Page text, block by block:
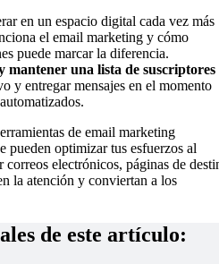
en un espacio digital cada vez más
el email marketing y cómo
puede marcar la diferencia.
mantener una lista de suscriptores
y entregar mensajes en el momento
de email marketing
pueden optimizar tus esfuerzos al
electrónicos, páginas de
la atención y conviertan a los
de este artículo: